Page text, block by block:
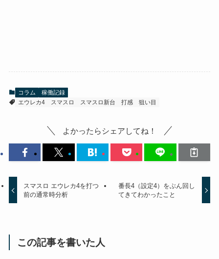
コラム
稼働記録
エウレカ4
スマスロ スマスロ新台 打感 狙い目
よかったらシェアしてね！
スマスロ エウレカ4を打つ
前の通常時分析
番長4（設定4）をぶん回し
てきてわかったこと
この記事を書いた人